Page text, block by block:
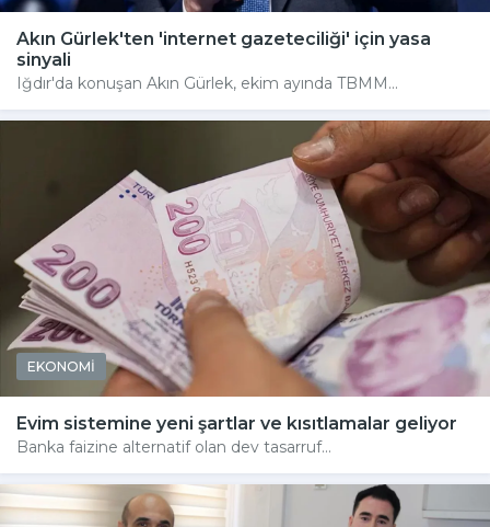
Akın Gürlek'ten 'internet gazeteciliği' için yasa
sinyali
Iğdır'da konuşan Akın Gürlek, ekim ayında TBMM...
EKONOMİ
Evim sistemine yeni şartlar ve kısıtlamalar geliyor
Banka faizine alternatif olan dev tasarruf...